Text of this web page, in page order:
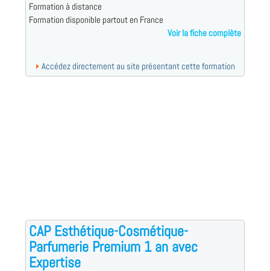
Formation à distance
Formation disponible partout en France
Voir la fiche complète
Accédez directement au site présentant cette formation
CAP Esthétique-Cosmétique-
Parfumerie Premium 1 an avec
Expertise